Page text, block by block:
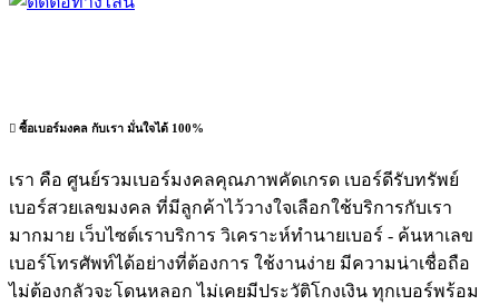
ซื้อเบอร์มงคล กับเรา มั่นใจได้ 100%
เรา คือ ศูนย์รวมเบอร์มงคลคุณภาพคัดเกรด เบอร์ดีรับทรัพย์
เบอร์สวยเลขมงคล ที่มีลูกค้าไว้วางใจเลือกใช้บริการกับเรา
มากมาย เว็บไซต์เราบริการ วิเคราะห์ทำนายเบอร์ - ค้นหาเลข
เบอร์โทรศัพท์ได้อย่างที่ต้องการ ใช้งานง่าย มีความน่าเชื่อถือ
ไม่ต้องกลัวจะโดนหลอก ไม่เคยมีประวัติโกงเงิน ทุกเบอร์พร้อม